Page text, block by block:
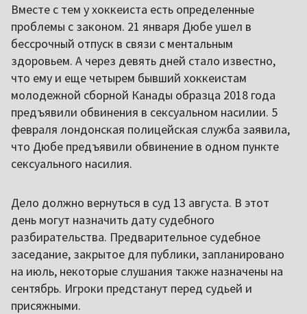
Вместе с тем у хоккеиста есть определенные
проблемы с законом. 21 января Дюбе ушел в
бессрочный отпуск в связи с ментальным
здоровьем. А через девять дней стало известно,
что ему и еще четырем бывший хоккеистам
молодежной сборной Канады образца 2018 года
предъявили обвинения в сексуальном насилии. 5
февраля лондонская полицейская служба заявила,
что Дюбе предъявили обвинение в одном пункте
сексуального насилия.
Дело должно вернуться в суд 13 августа. В этот
день могут назначить дату судебного
разбирательства. Предварительное судебное
заседание, закрытое для публики, запланировано
на июль, некоторые слушания также назначены на
сентябрь. Игроки предстанут перед судьей и
присяжными.